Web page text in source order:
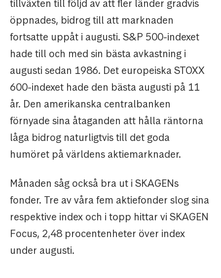
tillväxten till följd av att fler länder gradvis
öppnades, bidrog till att marknaden
fortsatte uppåt i augusti. S&P 500-indexet
hade till och med sin bästa avkastning i
augusti sedan 1986. Det europeiska STOXX
600-indexet hade den bästa augusti på 11
år. Den amerikanska centralbanken
förnyade sina åtaganden att hålla räntorna
låga bidrog naturligtvis till det goda
humöret på världens aktiemarknader.
Månaden såg också bra ut i SKAGENs
fonder. Tre av våra fem aktiefonder slog sina
respektive index och i topp hittar vi SKAGEN
Focus, 2,48 procentenheter över index
under augusti.